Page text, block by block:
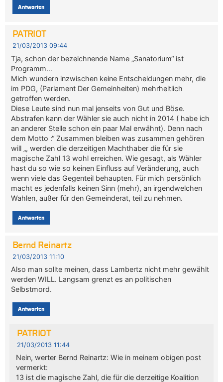
Antworten
PATRIOT
21/03/2013 09:44
Tja, schon der bezeichnende Name „Sanatorium“ ist
Programm…
Mich wundern inzwischen keine Entscheidungen mehr, die
im PDG, (Parlament Der Gemeinheiten) mehrheitlich
getroffen werden.
Diese Leute sind nun mal jenseits von Gut und Böse.
Abstrafen kann der Wähler sie auch nicht in 2014 ( habe ich
an anderer Stelle schon ein paar Mal erwähnt). Denn nach
dem Motto :“ Zusammen bleiben was zusammen gehören
will „, werden die derzeitigen Machthaber die für sie
magische Zahl 13 wohl erreichen. Wie gesagt, als Wähler
hast du so wie so keinen Einfluss auf Veränderung, auch
wenn viele das Gegenteil behaupten. Für mich persönlich
macht es jedenfalls keinen Sinn (mehr), an irgendwelchen
Wahlen, außer für den Gemeinderat, teil zu nehmen.
Antworten
Bernd Reinartz
21/03/2013 11:10
Also man sollte meinen, dass Lambertz nicht mehr gewählt
werden WILL. Langsam grenzt es an politischen
Selbstmord.
Antworten
PATRIOT
21/03/2013 11:44
Nein, werter Bernd Reinartz: Wie in meinem obigen post
vermerkt:
13 ist die magische Zahl, die für die derzeitige Koalition